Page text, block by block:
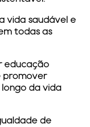
vida saudável e
todas as
educação
promover
da vida
de